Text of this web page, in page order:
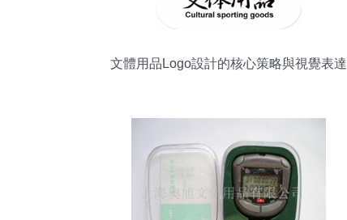
文體用品Logo設計的核心策略與視覺表達